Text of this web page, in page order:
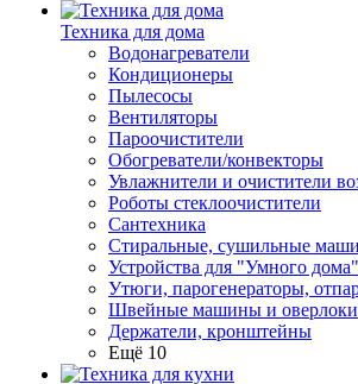
Техника для дома
Водонагреватели
Кондиционеры
Пылесосы
Вентиляторы
Пароочистители
Обогреватели/конвекторы
Увлажнители и очистители
Роботы стеклоочистители
Сантехника
Стиральные, сушильные
Устройства для "Умного дома"
Утюги, парогенераторы,
Швейные машины и оверлоки
Держатели, кронштейны
Ещё 10